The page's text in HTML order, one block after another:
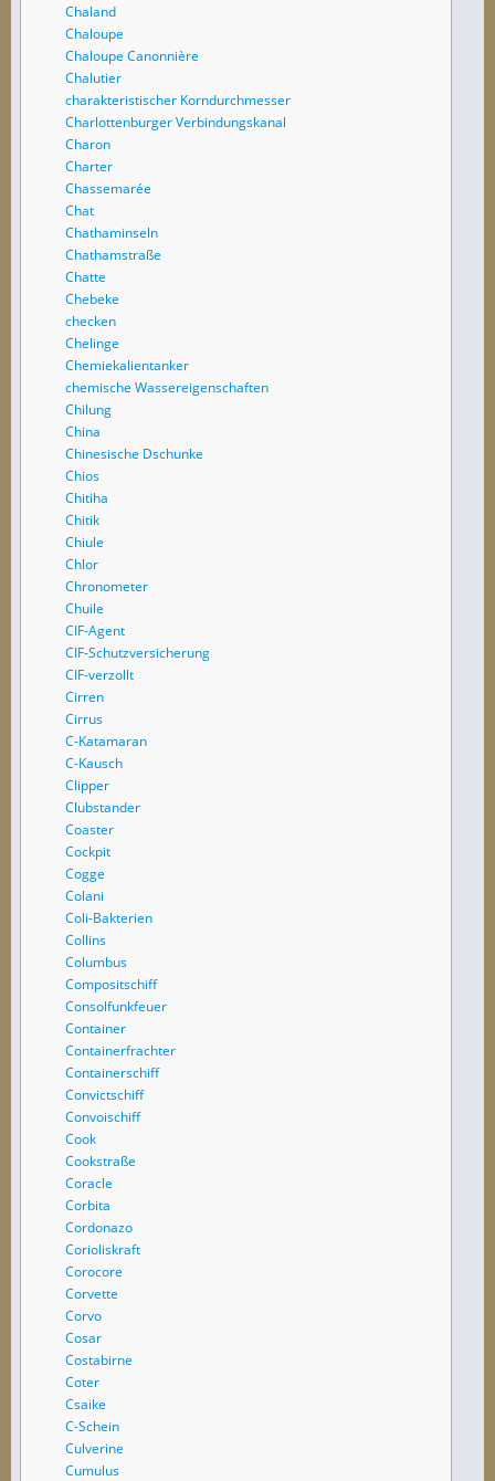
Chaland
Chaloupe
Chaloupe Canonnière
Chalutier
charakteristischer Korndurchmesser
Charlottenburger Verbindungskanal
Charon
Charter
Chassemarée
Chat
Chathaminseln
Chathamstraße
Chatte
Chebeke
checken
Chelinge
Chemiekalientanker
chemische Wassereigenschaften
Chilung
China
Chinesische Dschunke
Chios
Chitiha
Chitik
Chiule
Chlor
Chronometer
Chuile
CIF-Agent
CIF-Schutzversicherung
CIF-verzollt
Cirren
Cirrus
C-Katamaran
C-Kausch
Clipper
Clubstander
Coaster
Cockpit
Cogge
Colani
Coli-Bakterien
Collins
Columbus
Compositschiff
Consolfunkfeuer
Container
Containerfrachter
Containerschiff
Convictschiff
Convoischiff
Cook
Cookstraße
Coracle
Corbita
Cordonazo
Corioliskraft
Corocore
Corvette
Corvo
Cosar
Costabirne
Coter
Csaike
C-Schein
Culverine
Cumulus